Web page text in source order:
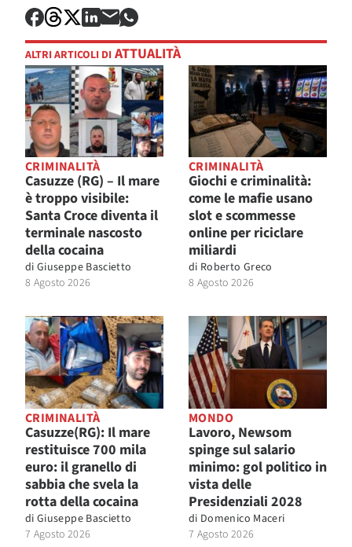
ALTRI ARTICOLI DI ATTUALITÀ
CRIMINALITÀ
Casuzze (RG) – Il mare
è troppo visibile:
Santa Croce diventa il
terminale nascosto
della cocaina
di Giuseppe Bascietto
8 Agosto 2026
CRIMINALITÀ
Giochi e criminalità:
come le mafie usano
slot e scommesse
online per riciclare
miliardi
di Roberto Greco
8 Agosto 2026
CRIMINALITÀ
Casuzze(RG): Il mare
restituisce 700 mila
euro: il granello di
sabbia che svela la
rotta della cocaina
di Giuseppe Bascietto
7 Agosto 2026
MONDO
Lavoro, Newsom
spinge sul salario
minimo: gol politico in
vista delle
Presidenziali 2028
di Domenico Maceri
7 Agosto 2026